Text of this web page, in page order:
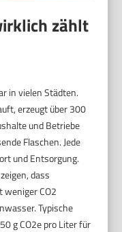
zählt
in vielen Städten.
erzeugt über 300
und Betriebe
Flaschen. Jede
und Entsorgung.
dass
CO2
Typische
g CO2e pro Liter für